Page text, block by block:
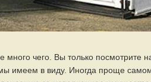
много чего. Вы только посмотрите
имеем в виду. Иногда проще